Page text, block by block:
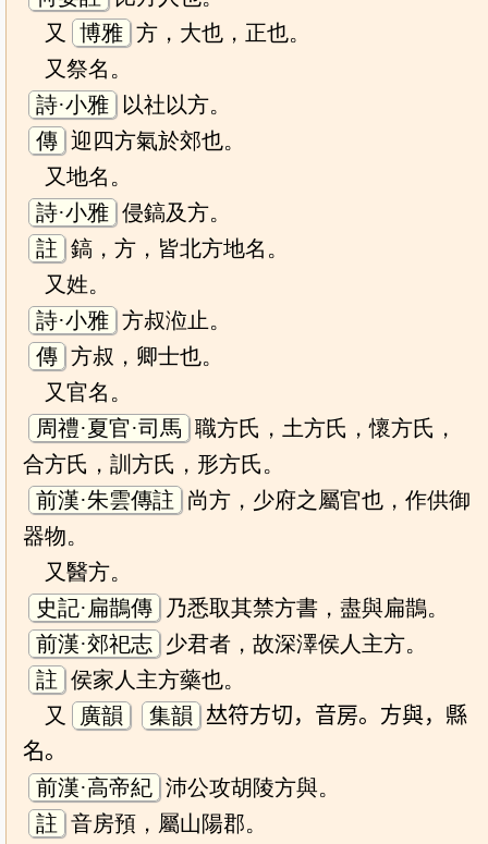
又
博雅 方，大也，正也。
又祭名。
詩·小雅
以社以方。
傳 迎四方氣於郊也。
又地名。
詩·小雅 侵鎬及方。
註 鎬，方，皆北方地名。
又姓。
詩·小雅 方叔涖止。
傳 方叔，卿士也。
又官名。
周禮·夏官·司馬 職方氏，土方氏，懷方氏，
合方氏，訓方氏，形方氏。
前漢·朱雲傳註
尚方，少府之屬官也，作供御
器物。
又醫方。
史記·扁鵲傳
乃悉取其禁方書，盡與扁鵲。
前漢·郊祀志 少君者，故深澤侯人主方。
註 侯家人主方藥也。
又
廣韻 集韻
𠀤符方切，音房。方與，縣
名。
前漢·高帝紀 沛公攻胡陵方與。
註 音房預，屬山陽郡。